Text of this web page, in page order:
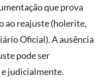
que prova
ao reajuste (holerite,
Oficial). A ausência
pode ser
judicialmente.